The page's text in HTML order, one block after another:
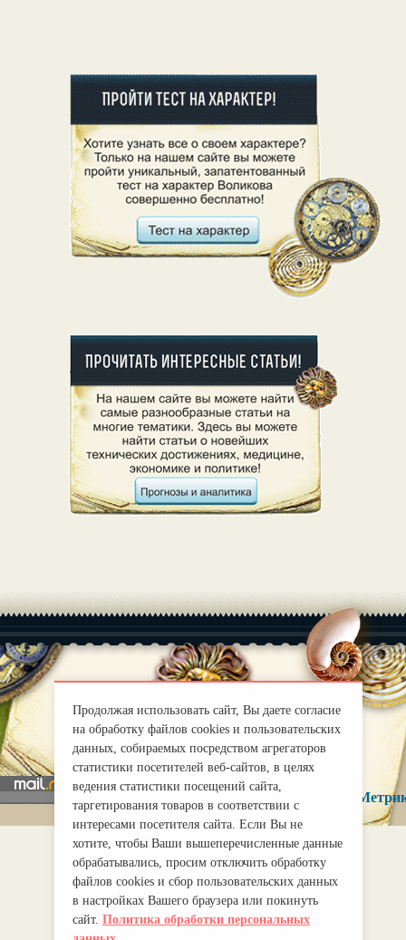
О нас |
Правила
mirprognoz@mail.ru
Продолжая использовать сайт, Вы даете согласие
на обработку файлов cookies и пользовательских
данных, собираемых посредством агрегаторов
статистики посетителей веб-сайтов, в целях
ведения статистики посещений сайта,
таргетирования товаров в соответствии с
интересами посетителя сайта. Если Вы не
хотите, чтобы Ваши вышеперечисленные данные
обрабатывались, просим отключить обработку
файлов cookies и сбор пользовательских данных
в настройках Вашего браузера или покинуть
сайт. Политика обработки персональных